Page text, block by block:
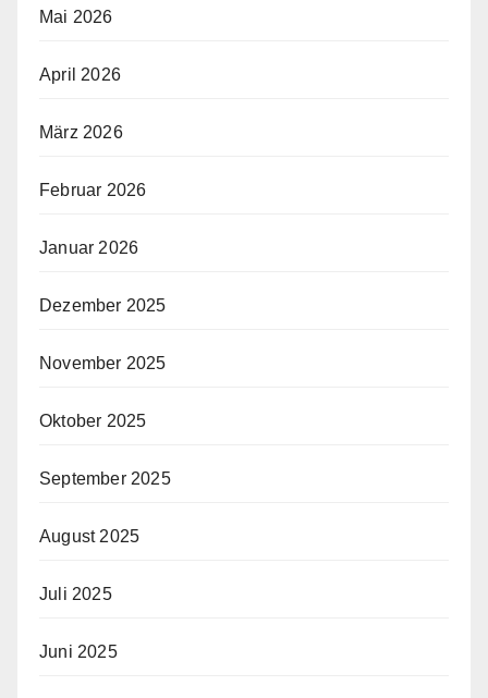
Mai 2026
April 2026
März 2026
Februar 2026
Januar 2026
Dezember 2025
November 2025
Oktober 2025
September 2025
August 2025
Juli 2025
Juni 2025